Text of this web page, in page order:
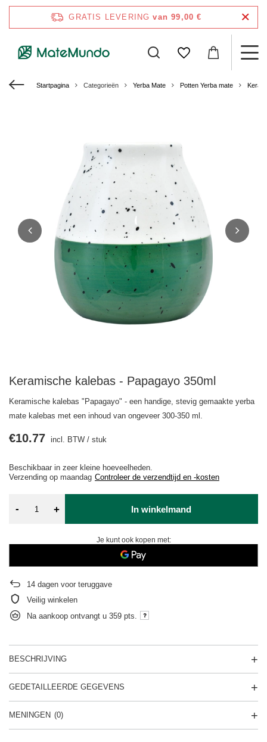
GRATIS LEVERING van 99,00 €
Startpagina Categorieën Yerba Mate Potten Yerba mate
Keramische kalebas - Papagayo 350ml
Keramische kalebas "Papagayo" - een handige, stevig gemaakte yerba
mate kalebas met een inhoud van ongeveer 300-350 ml.
Beschikbaar in zeer kleine hoeveelheden
Verzending op maandag Controleer de verzendtijd en -kosten
€10.77 incl. BTW / stuk
- + In winkelmand
Je kunt ook kopen met:
14 dagen voor teruggave
Veilig winkelen
Na aankoop ontvangt u 359 pts.
BESCHRIJVING
GEDETAILLEERDE GEGEVENS
MENINGEN (0)